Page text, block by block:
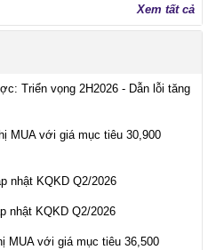
Xem tất cả
Triển vọng 2H2026 - Dẫn lỗi tăng
MUA với giá mục tiêu 30,900
nhật KQKD Q2/2026
nhật KQKD Q2/2026
MUA với giá mục tiêu 36,500